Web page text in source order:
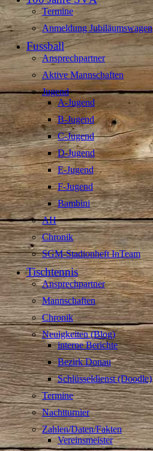
Termine
Anmeldung Jubiläumswagen
Fussball
Ansprechpartner
Aktive Mannschaften
Jugend
A-Jugend
B-Jugend
C-Jugend
D-Jugend
E-Jugend
F-Jugend
Bambini
AH
Chronik
SGM-Stadionheft InTeam
Tischtennis
Ansprechpartner
Mannschaften
Chronik
Neuigkeiten (Blog)
interne Berichte
Bezirk Donau
Schlüsseldienst (Doodle)
Termine
Nachtturnier
Zahlen/Daten/Fakten
Vereinsmeister